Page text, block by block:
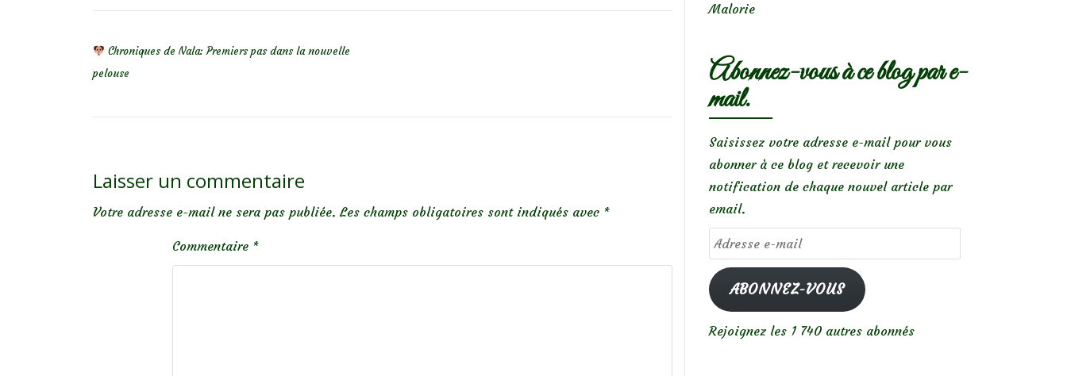
Chroniques de Nala: Premiers pas dans la nouvelle
pelouse
Laisser un commentaire
Votre adresse e-mail ne sera pas publiée. Les champs obligatoires sont indiqués avec *
Commentaire *
Malorie
Abonnez-vous à ce blog par e-
mail.
Saisissez votre adresse e-mail pour vous
abonner à ce blog et recevoir une
notification de chaque nouvel article par
email.
Adresse
e-
mailABONNEZ-VOUS
Rejoignez les 1 740 autres abonnés